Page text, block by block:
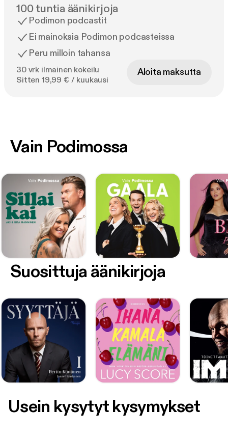
100 tuntia äänikirjoja
Podimon podcastit
Ei mainoksia Podimon podcasteissa
Peru milloin tahansa
30 vrk ilmainen kokeilu
Sitten 19,99 € / kuukausi
Aloita maksutta
Vain Podimossa
Suosittuja äänikirjoja
Usein kysytyt kysymykset